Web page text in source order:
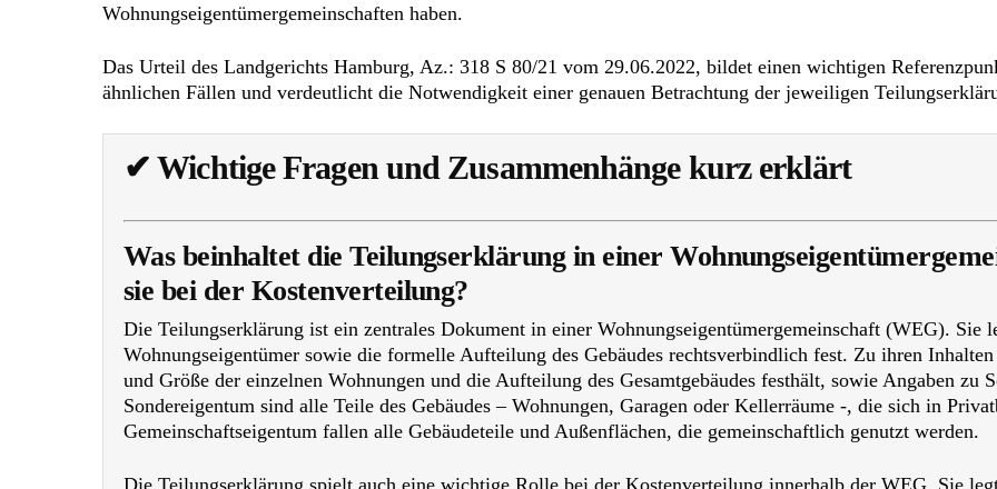
Wohnungseigentümergemeinschaften haben.
Das Urteil des Landgerichts Hamburg, Az.: 318 S 80/21 vom 29.06.2022, bildet einen wichtigen
ähnlichen Fällen und verdeutlicht die Notwendigkeit einer genauen Betrachtung der jeweiligen
✔ Wichtige Fragen und Zusammenhänge kurz erklärt
Was beinhaltet die Teilungserklärung in einer
sie bei der Kostenverteilung?
Die Teilungserklärung ist ein zentrales Dokument in einer Wohnungseigentümergemeinschaft (WEG). Sie
Wohnungseigentümer sowie die formelle Aufteilung des Gebäudes rechtsverbindlich fest. Zu ihren
und Größe der einzelnen Wohnungen und die Aufteilung des Gesamtgebäudes festhält, sowie Angaben zu
Sondereigentum sind alle Teile des Gebäudes – Wohnungen, Garagen oder Kellerräume -, die sich in
Gemeinschaftseigentum fallen alle Gebäudeteile und Außenflächen, die gemeinschaftlich genutzt werden.